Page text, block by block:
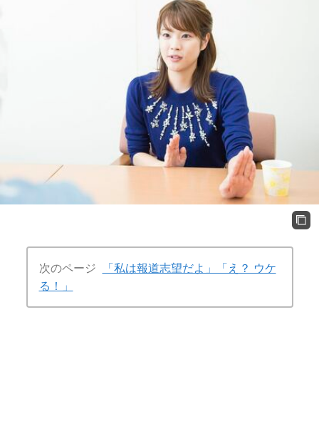
次のページ
「私は報道志望だよ」「え？ ウケ
る！」